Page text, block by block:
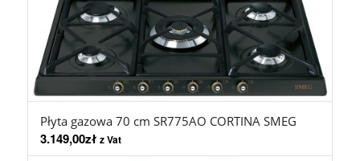
Płyta gazowa 70 cm SR775AO CORTINA SMEG
3.149,00zł z Vat